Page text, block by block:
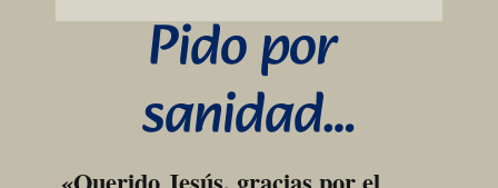
Pido por
sanidad…